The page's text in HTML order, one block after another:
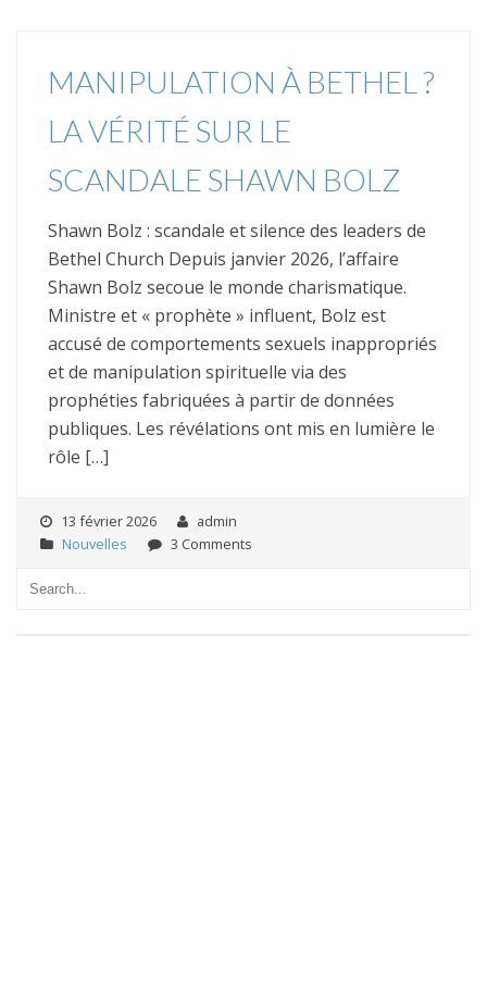
MANIPULATION À BETHEL ?
LA VÉRITÉ SUR LE
SCANDALE SHAWN BOLZ
Shawn Bolz : scandale et silence des leaders de
Bethel Church Depuis janvier 2026, l’affaire
Shawn Bolz secoue le monde charismatique.
Ministre et « prophète » influent, Bolz est
accusé de comportements sexuels inappropriés
et de manipulation spirituelle via des
prophéties fabriquées à partir de données
publiques. Les révélations ont mis en lumière le
rôle […]
13 février 2026
admin
Nouvelles
3 Comments